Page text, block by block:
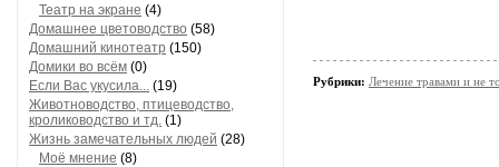
Театр на экране (4)
Домашнее цветоводство (58)
Домашний кинотеатр (150)
Домики во всём (0)
Если Вас укусила... (19)
Животноводство, птицеводство,
кролиководство и тд. (1)
Жизнь замечательных людей (28)
Моё мнение (8)
Рубрики: Лечение травами и не